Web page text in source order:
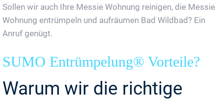
Sollen wir auch Ihre Messie Wohnung reinigen, die Messie
Wohnung entrümpeln und aufräumen Bad Wildbad? Ein
Anruf genügt.
SUMO Entrümpelung® Vorteile?
Warum wir die richtige